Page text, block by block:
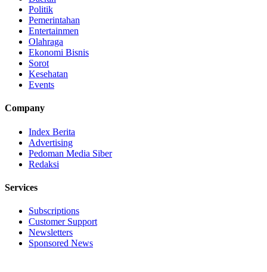
Politik
Pemerintahan
Entertainmen
Olahraga
Ekonomi Bisnis
Sorot
Kesehatan
Events
Company
Index Berita
Advertising
Pedoman Media Siber
Redaksi
Services
Subscriptions
Customer Support
Newsletters
Sponsored News